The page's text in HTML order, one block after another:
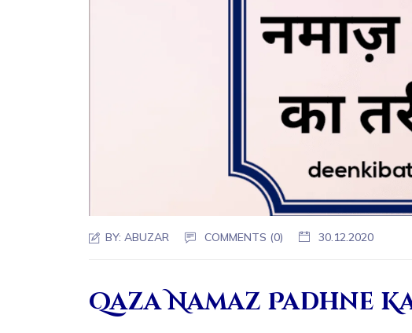
BY:ABUZAR COMMENTS (0) 30.12.2020
Qaza Namaz Padhne